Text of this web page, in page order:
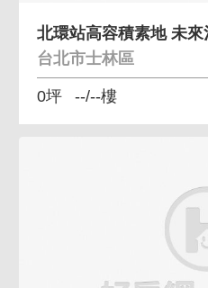
台北市士林區
0坪 --/--樓